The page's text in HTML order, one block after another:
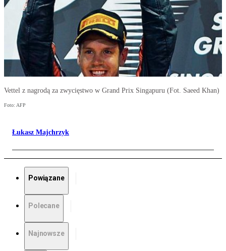
Vettel z nagrodą za zwycięstwo w Grand Prix Singapuru (Fot. Saeed Khan)
Foto: AFP
Łukasz Majchrzyk
Powiązane
Polecane
Najnowsze